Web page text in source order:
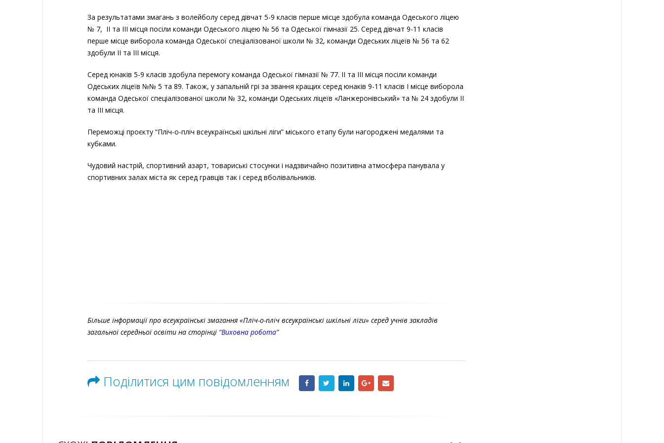
етапу
змагань
з
За результатами змагань з волейболу серед дівчат 5-9 класів перше місце здобула команда Одеського ліцею
№ 7, II та III місця посіли команди Одеського ліцею № 56 та Одеської гімназії 25. Серед дівчат 9-11 класів
перше місце виборола команда Одеської спеціалізованої школи № 32, команди Одеських ліцеїв № 56 та 62
здобули II та III місця.
Серед юнаків 5-9 класів здобула перемогу команда Одеської гімназії № 77. II та III місця посіли команди
Одеських ліцеїв №№ 5 та 89. Також, у запальній грі за звання кращих серед юнаків 9-11 класів І місце виборола
команда Одеської спеціалізованої школи № 32, команди Одеських ліцеїв «Ланжеронівський» та № 24 здобули II
та III місця.
Переможці проєкту “Пліч-о-пліч всеукраїнські шкільні ліги” міського етапу були нагороджені медалями та
кубками.
Чудовий настрій, спортивний азарт, товариські стосунки і надзвичайно позитивна атмосфера панувала у
спортивних залах міста як серед гравців так і серед вболівальників.
Більше інформації про всеукраїнські змагання «Пліч-о-пліч всеукраїнські шкільні ліги» серед учнів закладів
загальної середньої освіти на сторінці “Виховна робота”
Поділитися цим повідомленням